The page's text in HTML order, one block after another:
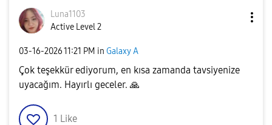
Luna1103
Active Level 2
‎03-16-202611:21 PM in Galaxy A
Çok teşekkür ediyorum, en kısa zamanda tavsiyenize
uyacağım. Hayırlı geceler. 🙏
1 Like